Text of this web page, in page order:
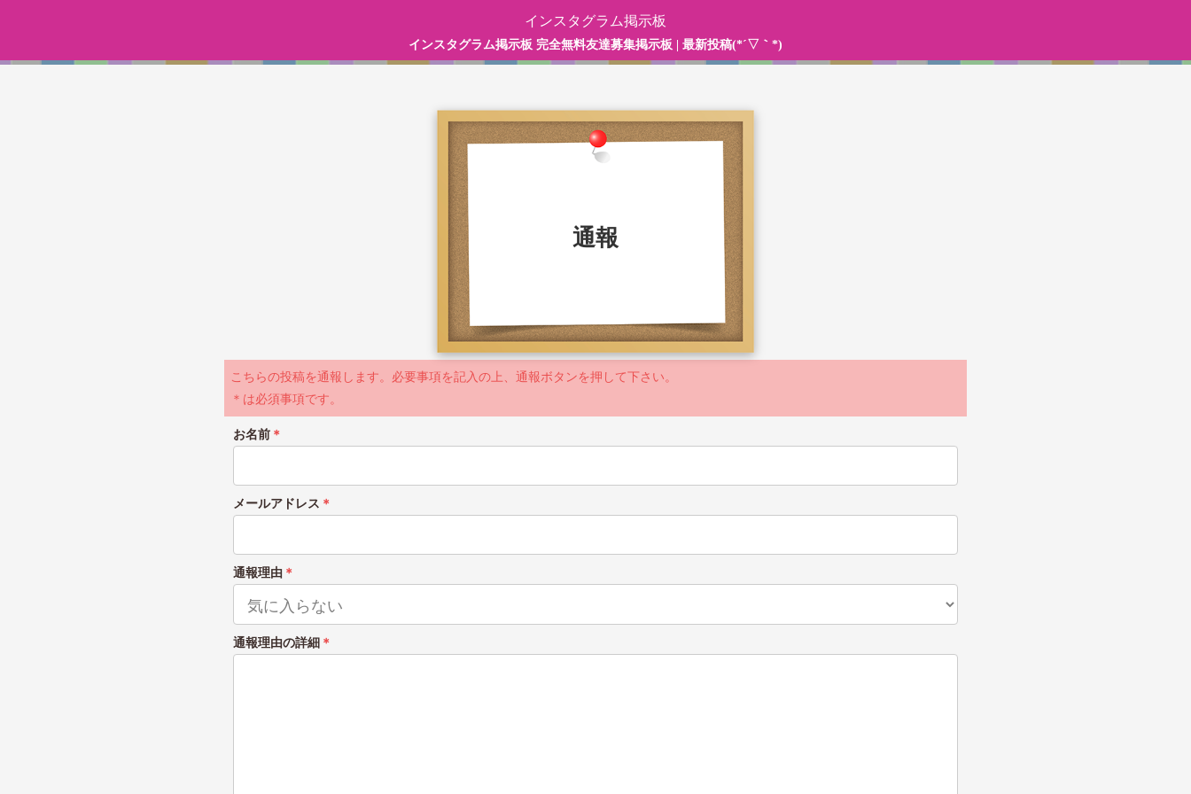
インスタグラム掲示板
インスタグラム掲示板 完全無料友達募集掲示板 | 最新投稿(*´▽｀*)
通報
こちらの投稿を通報します。必要事項を記入の上、通報ボタンを押して下さい。
＊は必須事項です。
お名前 ＊
メールアドレス ＊
通報理由 ＊
通報理由の詳細 ＊